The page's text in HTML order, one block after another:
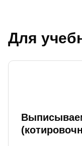
Для